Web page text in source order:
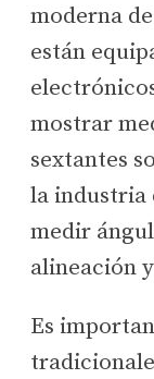
moderna
están
mostrar
sextantes
la industria
medir
alineación
Es